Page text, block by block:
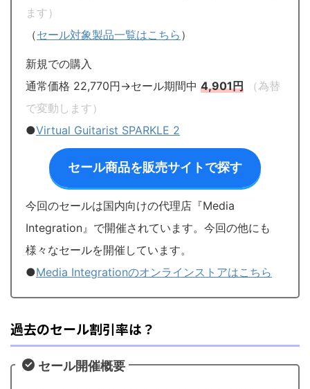
ます）
（セール対象製品一覧はこちら ）
新規での購入
通常価格 22,770円→セール期間中 4,901円
（為替
で変動します）
●Virtual Guitarist SPARKLE 2
セール商品を販売サイトで探す
今回のセールは国内向けの代理店『Media
Integration』で開催されています。今回の他にも
様々なセールを開催しています。
●Media Integrationのオンラインストアはこちら
過去のセール割引率は？
セール開催概要